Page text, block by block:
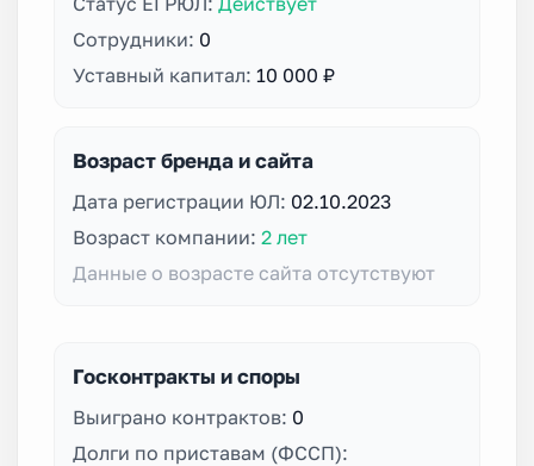
Сотрудники: 0
Уставный капитал: 10 000 ₽
Возраст бренда и сайта
Дата регистрации ЮЛ: 02.10.2023
Возраст компании: 2 лет
Данные о возрасте сайта отсутствуют
Госконтракты и споры
Выиграно контрактов: 0
Долги по приставам (ФССП):